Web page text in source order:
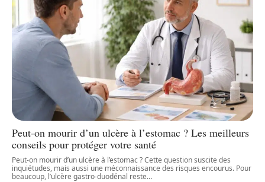
Peut-on mourir d’un ulcère à l’estomac ? Les meilleurs
conseils pour protéger votre santé
Peut-on mourir d’un ulcère à l’estomac ? Cette question suscite des
inquiétudes, mais aussi une méconnaissance des risques encourus. Pour
beaucoup, l’ulcère gastro-duodénal reste…